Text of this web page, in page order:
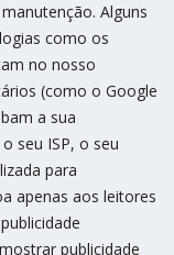
Alguns
como os
no nosso
(como o Google
a sua
seu ISP, o seu
para
apenas aos leitores
publicidade